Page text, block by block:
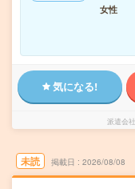
女性
気になる!
派遣会社
未読 掲載日 2026/08/08